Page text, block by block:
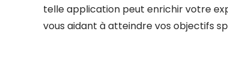
telle application peut enrichir votre
vous aidant à atteindre vos objectifs